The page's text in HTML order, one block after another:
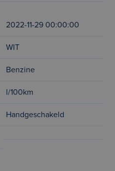
2022-11-29 00:00:00
WIT
Benzine
l/100km
Handgeschakeld